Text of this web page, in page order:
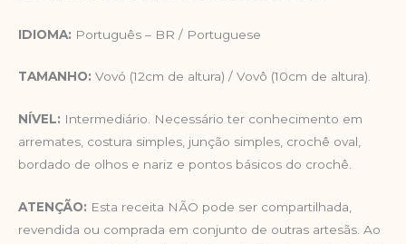
IDIOMA: Português – BR / Portuguese
TAMANHO: Vovó (12cm de altura) / Vovô (10cm de altura).
NÍVEL: Intermediário. Necessário ter conhecimento em
arremates, costura simples, junção simples, crochê oval,
bordado de olhos e nariz e pontos básicos do crochê.
ATENÇÃO: Esta receita NÃO pode ser compartilhada,
revendida ou comprada em conjunto de outras artesãs. Ao